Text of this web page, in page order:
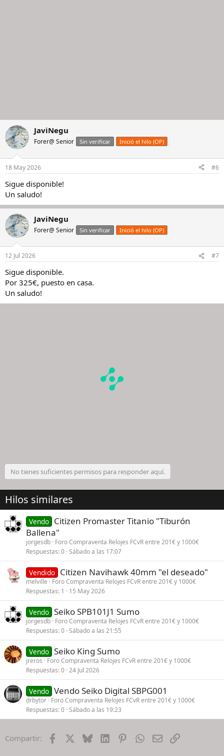
JaviNegu
Forer@ Senior Sin verificar Inició el hilo (OP)
18 May 2026 #6
Sigue disponible!
Un saludo!
JaviNegu
Forer@ Senior Sin verificar Inició el hilo (OP)
12 Jul 2026 #7
Sigue disponible.
Por 325€, puesto en casa.
Un saludo!
No tienes suficientes permisos para responder aquí.
Hilos similares
Vendo Citizen Promaster Titanio "Tiburón
Ballena"
jorgesdb Foro Compraventa Relojes FCvR entre 201€ y 1000€
Respuestas 0 Sábado a las 17:07
Vendido Citizen Navihawk 40mm "el deseado"
melville
Foro Compraventa Relojes FCvR entre 201€ y 1000€
Respuestas 1 15 May 2026
Vendo Seiko SPB101J1 Sumo
jorgesdb Foro Compraventa Relojes FCvR entre 201€ y 1000€
Respuestas 0 Sábado a las 21:55
Vendo Seiko King Sumo
jreros
Foro Compraventa Relojes FCvR entre 201€ y 1000€
Respuestas 0 24 Jul 2026
Vendo Vendo Seiko Digital SBPG001
drbytor Foro Compraventa Relojes FCvR entre 201€ y 1000€
Respuestas 0 Sábado a las 19:23
Compartir: Facebook BlueskyLinkedInPinterestWhatsApp
EmailEnlace